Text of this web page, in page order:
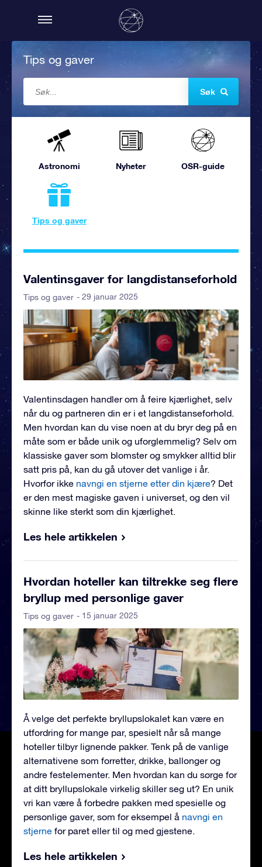
Tips og gaver
Søk
Astronomi Nyheter OSR-guide
Tips og gaver
Valentinsgaver for langdistanseforhold
Tips og gaver - 29 januar 2025
Valentinsdagen handler om å feire kjærlighet, selv
når du og partneren din er i et langdistanseforhold.
Men hvordan kan du vise noen at du bryr deg på en
måte som er både unik og uforglemmelig? Selv om
klassiske gaver som blomster og smykker alltid blir
satt pris på, kan du gå utover det vanlige i år.
Hvorfor ikke navngi en stjerne etter din kjære? Det
er den mest magiske gaven i universet, og den vil
skinne like sterkt som din kjærlighet.
Les hele artikkelen
Hvordan hoteller kan tiltrekke seg flere
bryllup med personlige gaver
Tips og gaver - 15 januar 2025
Å velge det perfekte bryllupslokalet kan være en
utfordring for mange par, spesielt når så mange
hoteller tilbyr lignende pakker. Tenk på de vanlige
alternativene som forretter, drikke, ballonger og
andre festelementer. Men hvordan kan du sørge for
at ditt bryllupslokale virkelig skiller seg ut? En unik
vri kan være å forbedre pakken med spesielle og
personlige gaver, som for eksempel å navngi en
stjerne for paret eller til og med gjestene.
Les hele artikkelen